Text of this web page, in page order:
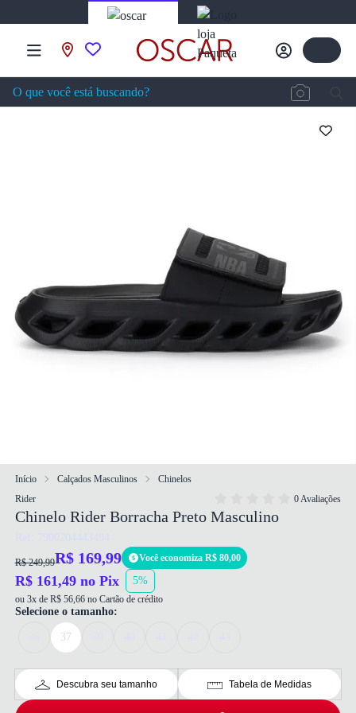
Início Calçados Masculinos
Chinelos
Rider
0 Avaliações
Chinelo Rider Borracha Preto Masculino
Ref: 7900204443494
R$ 249,99R$ 169,99 Você economiza R$ 80,00
R$ 161,49 no Pix 5%
ou 3x de R$ 56,66 no Cartão de crédito
Selecione o tamanho:
37
Descubra seu tamanho Tabela de Medidas